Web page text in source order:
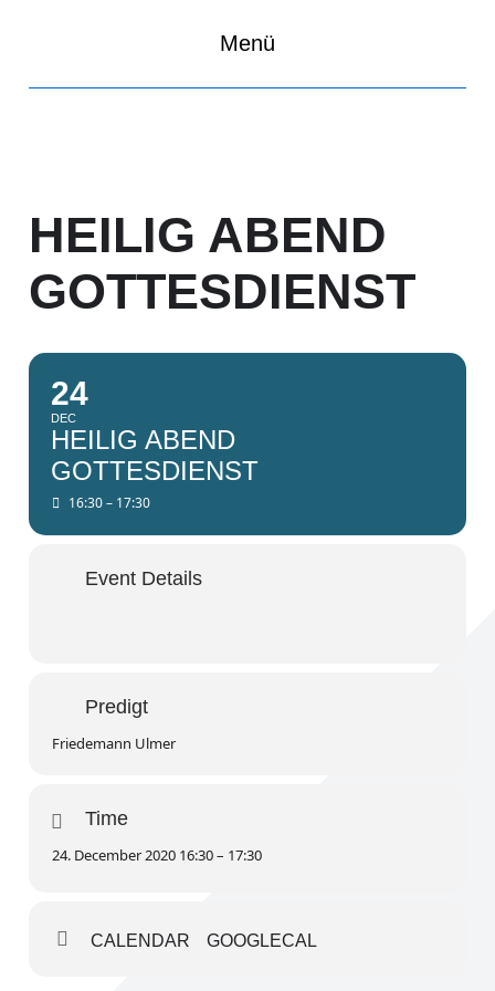
Menü
HEILIG ABEND
GOTTESDIENST
24
DEC
HEILIG ABEND
GOTTESDIENST
16:30 – 17:30
Event Details
Predigt
Friedemann Ulmer
Time
24. December 2020 16:30 – 17:30
CALENDAR GOOGLECAL